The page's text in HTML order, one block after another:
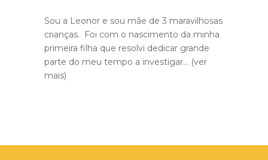
Sou a Leonor e sou mãe de 3 maravilhosas
crianças. Foi com o nascimento da minha
primeira filha que resolvi dedicar grande
parte do meu tempo a investigar... (ver
mais)